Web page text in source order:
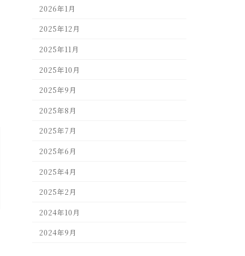
2026年1月
2025年12月
2025年11月
2025年10月
2025年9月
2025年8月
2025年7月
2025年6月
2025年4月
2025年2月
2024年10月
2024年9月